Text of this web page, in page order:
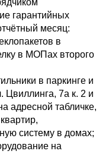
гарантийных
месяц:
в
в МОПах второго
в паркинге и
Цвиллинга, 7а к. 2 и
адресной табличке,
систему в домах;
на